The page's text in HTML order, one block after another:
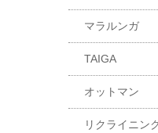
マラルンガ
TAIGA
オットマン
リクライニン